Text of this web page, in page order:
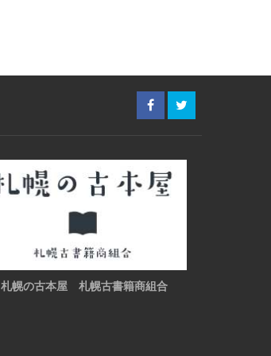
札幌の古本屋 札幌古書籍商組合